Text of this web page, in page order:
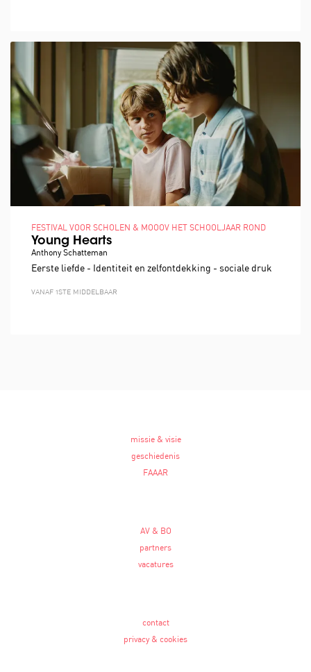
Young Hearts
Anthony Schatteman
FESTIVAL VOOR SCHOLEN & MOOOV HET SCHOOLJAAR ROND
Eerste liefde - Identiteit en zelfontdekking - sociale druk
VANAF 1STE MIDDELBAAR
missie & visie
geschiedenis
FAAAR
AV & BO
partners
vacatures
contact
privacy & cookies